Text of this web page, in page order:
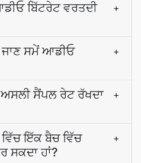
ਬਿੱਟਰੇਟ ਵਰਤਦੀ
+
ਜਾਣ ਸਮੇਂ ਆਡੀਓ
+
ਸੈਂਪਲ ਰੇਟ ਰੱਖਦਾ
+
ਇੱਕ ਬੈਚ ਵਿੱਚ
ਹਾਂ?
+